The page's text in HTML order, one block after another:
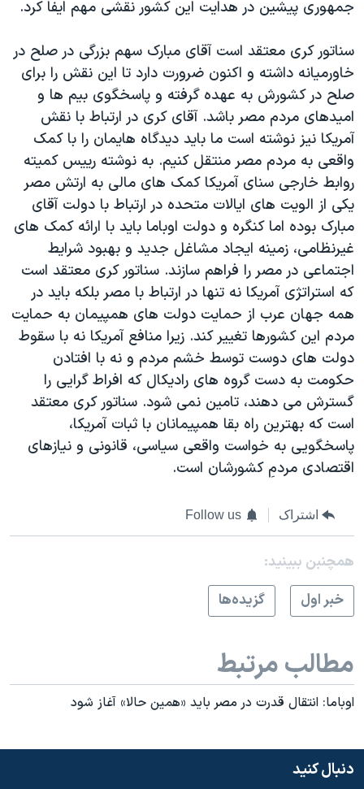
جمهوری پیشین در هدایت این کشور نقشی مهم ایفا کرد.
سناتور کری معتقد است آقای مبارک سهم بزرگی در صلح در
خاورمیانه داشته و اکنون ضرورت دارد تا این نقش را برای
صلح در کشورش به عهده گرفته و پاسخگوی بیم ها و
امیدهای مردم مصر باشد. آقای کری در ارتباط با نقش
آمریکا نیز نوشته است ما باید دیدگاه هایمان را با کمک
واقعی به مردم مصر منتقل کنیم. به نوشته رییس کمیته
روابط خارجی سنای آمریکا کمک های مالی به ارتش مصر
یکی از الویت های ایالات متحده در ارتباط با دولت آقای
مبارک بوده اما کنگره و دولت اوباما باید با ارائه کمک های
غیرنظامی، زمینه ایجاد مشاغل جدید و بهبود شرایط
اجتماعی در مصر را فراهم سازند. سناتور کری معتقد است
که استراتژی آمریکا نه تنها در ارتباط با مصر بلکه باید در
همه جهان عرب از حمایت دولت های همپیمان به حمایت
مردم این کشورها تغییر کند. زیرا منافع آمریکا نه با سقوط
دولت های دوست توسط خشم مردم و نه با افتادن
حکومت به دست گروه های رادیکال که افراط گرایی را
گسترش می دهند، تامین نمی شود. سناتور کری معتقد
است که بهترین راه بقا همپیمانان با ثبات آمریکا،
پاسخگویی به خواست واقعی سیاسی، قانونی و نیازهای
اقتصادی مردمِ کشورشان است.
اشتراک Follow us
همچنبن ببینید:
خبر اول
گزيده‌ها
مطالب مرتبط
اوباما: انتقال قدرت در مصر باید «همین حالا» آغاز شود
دنبال کنید